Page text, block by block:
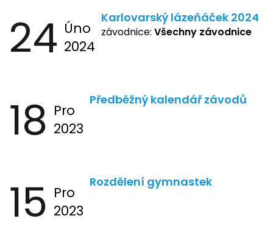
24 Úno
2024
Karlovarský lázeňáček 2024
závodnice: Všechny závodnice
18 Pro
2023
Předběžný kalendář závodů
15 Pro
2023
Rozdělení gymnastek